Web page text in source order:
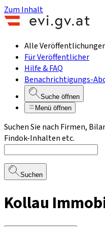
Zum Inhalt
Alle
Für Veröffentlicher
Hilfe & FAQ
Benachrichtigungs-
Suche öffnen
Menü öffnen
Suchen Sie nach Firmen,
Findok-Inhalten etc.
Suchen
Kollau